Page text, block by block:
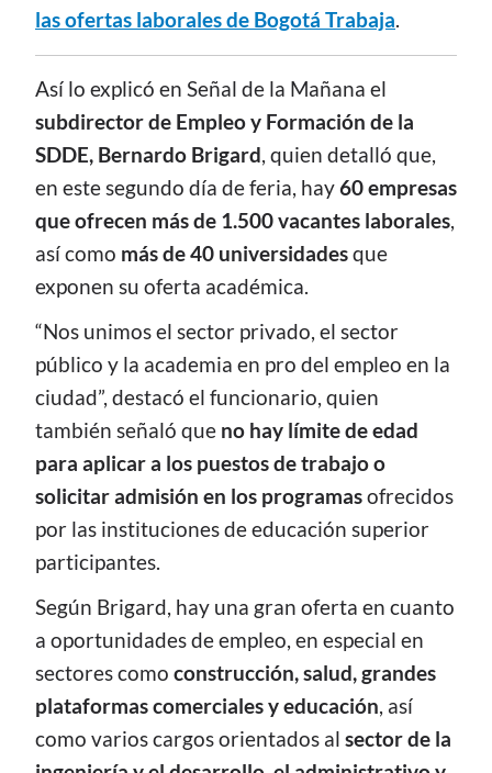
las ofertas laborales de Bogotá Trabaja.
Así lo explicó en Señal de la Mañana el
subdirector de Empleo y Formación de la
SDDE, Bernardo Brigard, quien detalló que,
en este segundo día de feria, hay60 empresas
que ofrecen más de 1.500 vacantes laborales,
así como más de 40 universidadesque
exponen su oferta académica.
“Nos unimos el sector privado, el sector
público y la academia en pro del empleo en la
ciudad”, destacó el funcionario, quien
también señaló que no hay límite de edad
para aplicar a los puestos de trabajo o
solicitar admisión en los programasofrecidos
por las instituciones de educación superior
participantes.
Según Brigard, hay una gran oferta en cuanto
a oportunidades de empleo, en especial en
sectores como construcción, salud, grandes
plataformas comerciales y educación, así
como varios cargos orientados al sector de la